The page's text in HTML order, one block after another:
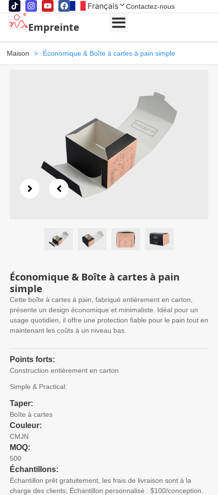
Français Contactez-nous
Empreinte
Maison > Économique & Boîte à cartes à pain simple
Économique & Boîte à cartes à pain
simple
Cette boîte à cartes à pain, fabriqué entièrement en carton,
présente un design économique et minimaliste. Idéal pour un
usage quotidien, il offre une protection fiable pour le pain tout en
maintenant les coûts à un niveau bas.
Points forts:
Construction entièrement en carton
Simple & Practical:
Taper:
Boîte à cartes
Couleur:
CMJN
MOQ:
500
Échantillons:
Échantillon prêt gratuitement, les frais de livraison sont à la
charge des clients; Échantillon personnalisé : $100/conception.